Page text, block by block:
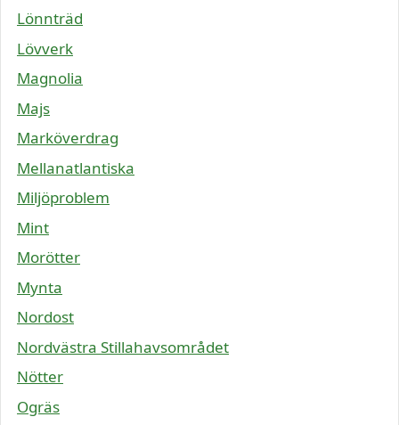
Lönnträd
Lövverk
Magnolia
Majs
Marköverdrag
Mellanatlantiska
Miljöproblem
Mint
Morötter
Mynta
Nordost
Nordvästra Stillahavsområdet
Nötter
Ogräs